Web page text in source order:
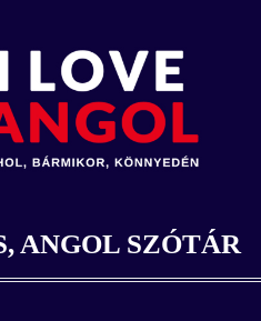
ANGOL SZÓTÁR